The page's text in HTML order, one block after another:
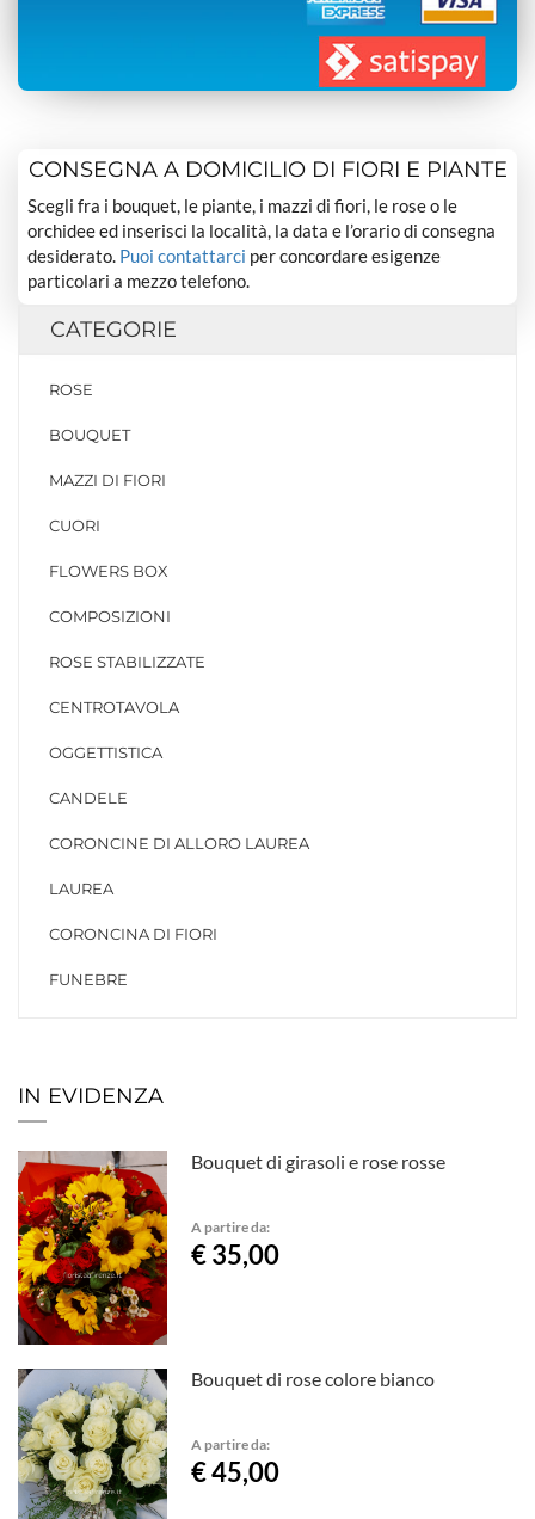
CONSEGNA A DOMICILIO DI FIORI E PIANTE
Scegli fra i bouquet, le piante, i mazzi di fiori, le rose o le
orchidee ed inserisci la località, la data e l’orario di consegna
desiderato. Puoi contattarci per concordare esigenze
particolari a mezzo telefono.
CATEGORIE
ROSE
BOUQUET
MAZZI DI FIORI
CUORI
FLOWERS BOX
COMPOSIZIONI
ROSE STABILIZZATE
CENTROTAVOLA
OGGETTISTICA
CANDELE
CORONCINE DI ALLORO LAUREA
LAUREA
CORONCINA DI FIORI
FUNEBRE
IN EVIDENZA
Bouquet di girasoli e rose rosse
A partire da:
€ 35,00
Bouquet di rose colore bianco
A partire da:
€ 45,00